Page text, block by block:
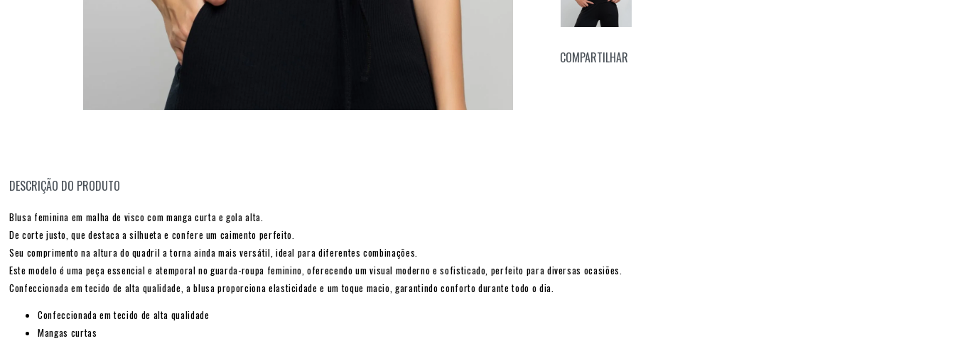
COMPARTILHAR
DESCRIÇÃO DO PRODUTO
Blusa feminina em malha de visco com manga curta e gola alta.
De corte justo, que destaca a silhueta e confere um caimento perfeito.
Seu comprimento na altura do quadril a torna ainda mais versátil, ideal para diferentes combinações.
Este modelo é uma peça essencial e atemporal no guarda-roupa feminino, oferecendo um visual moderno e sofisticado, perfeito para diversas ocasiões.
Confeccionada em tecido de alta qualidade, a blusa proporciona elasticidade e um toque macio, garantindo conforto durante todo o dia.
Confeccionada em tecido de alta qualidade
Mangas curtas